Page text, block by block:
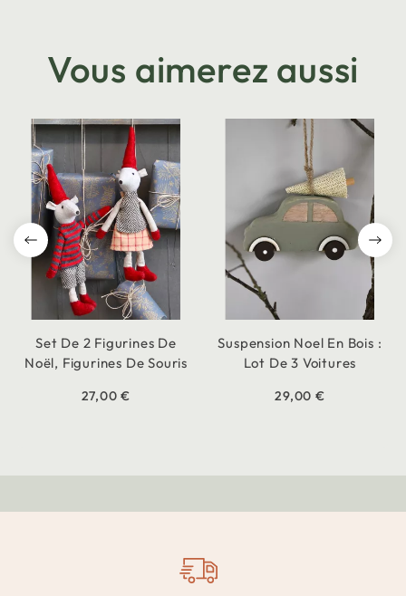
Vous aimerez aussi
Set De 2 Figurines De
Noël, Figurines De Souris
27,00 €
Suspension Noel En Bois :
Lot De 3 Voitures
29,00 €